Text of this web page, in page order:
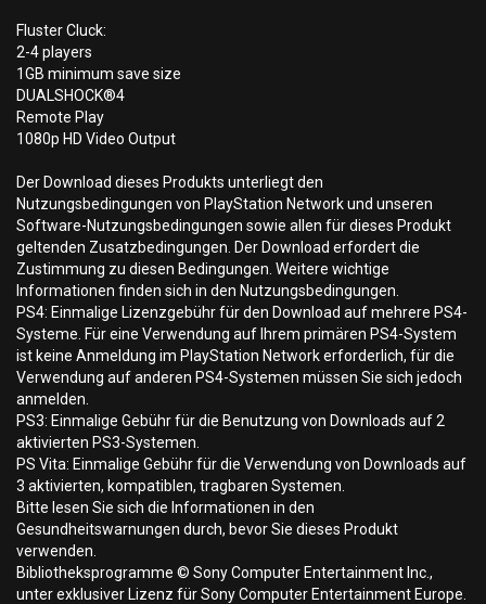
Fluster Cluck:
2-4 players
1GB minimum save size
DUALSHOCK®4
Remote Play
1080p HD Video Output
Der Download dieses Produkts unterliegt den
Nutzungsbedingungen von PlayStation Network und unseren
Software-Nutzungsbedingungen sowie allen für dieses Produkt
geltenden Zusatzbedingungen. Der Download erfordert die
Zustimmung zu diesen Bedingungen. Weitere wichtige
Informationen finden sich in den Nutzungsbedingungen.
PS4: Einmalige Lizenzgebühr für den Download auf mehrere PS4-
Systeme. Für eine Verwendung auf Ihrem primären PS4-System
ist keine Anmeldung im PlayStation Network erforderlich, für die
Verwendung auf anderen PS4-Systemen müssen Sie sich jedoch
anmelden.
PS3: Einmalige Gebühr für die Benutzung von Downloads auf 2
aktivierten PS3-Systemen.
PS Vita: Einmalige Gebühr für die Verwendung von Downloads auf
3 aktivierten, kompatiblen, tragbaren Systemen.
Bitte lesen Sie sich die Informationen in den
Gesundheitswarnungen durch, bevor Sie dieses Produkt
verwenden.
Bibliotheksprogramme © Sony Computer Entertainment Inc.,
unter exklusiver Lizenz für Sony Computer Entertainment Europe.